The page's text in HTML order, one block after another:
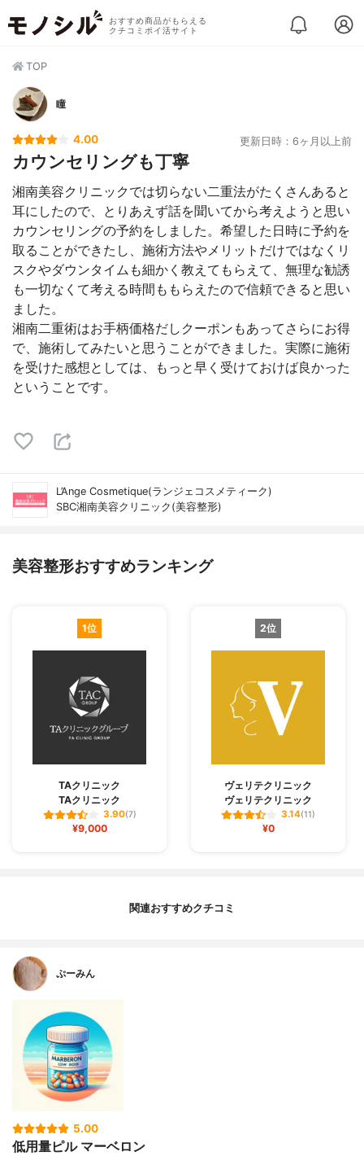
おすすめ商品がもらえる
クチコミポイ活サイト
TOP
瞳
4.00 更新日時：6ヶ月以上前
カウンセリングも丁寧
湘南美容クリニックでは切らない二重法がたくさんあると
耳にしたので、とりあえず話を聞いてから考えようと思い
カウンセリングの予約をしました。希望した日時に予約を
取ることができたし、施術方法やメリットだけではなくリ
スクやダウンタイムも細かく教えてもらえて、無理な勧誘
も一切なくて考える時間ももらえたので信頼できると思い
ました。
湘南二重術はお手柄価格だしクーポンもあってさらにお得
で、施術してみたいと思うことができました。実際に施術
を受けた感想としては、もっと早く受けておけば良かった
ということです。
L’Ange Cosmetique(ランジェコスメティーク)
SBC湘南美容クリニック(美容整形)
美容整形おすすめランキング
1位
TAクリニック
TAクリニック
3.90(7)
¥9,000
2位
ヴェリテクリニック
ヴェリテクリニック
3.14(11)
¥0
関連おすすめクチコミ
ぷーみん
5.00
低用量ピル マーベロン